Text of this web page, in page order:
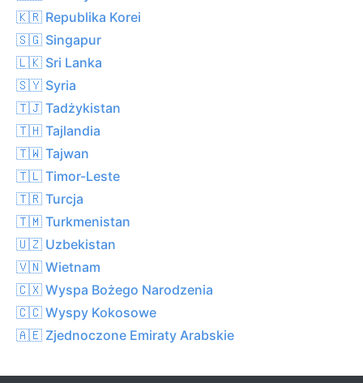
🇰🇷 Republika Korei
🇸🇬 Singapur
🇱🇰 Sri Lanka
🇸🇾 Syria
🇹🇯 Tadżykistan
🇹🇭 Tajlandia
🇹🇼 Tajwan
🇹🇱 Timor-Leste
🇹🇷 Turcja
🇹🇲 Turkmenistan
🇺🇿 Uzbekistan
🇻🇳 Wietnam
🇨🇽 Wyspa Bożego Narodzenia
🇨🇨 Wyspy Kokosowe
🇦🇪 Zjednoczone Emiraty Arabskie